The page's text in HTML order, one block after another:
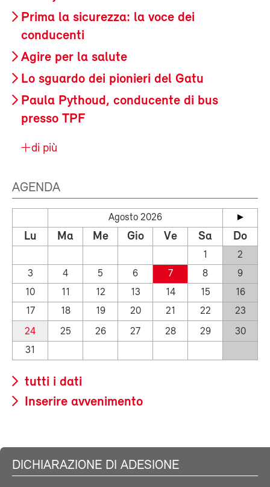
Prima la sicurezza: la voce dei
conducenti
Agire per la salute
Lo sguardo dei pionieri del Gatu
Paula Pythoud, conducente di bus
presso TPF
di più
AGENDA
Agosto 2026
Lu Ma Me Gio Ve Sa Do
1
2
3
4 5 6 7 8
9
10
11 12 13 14 15
16
17
18 19 20 21 22
23
24
25 26 27 28 29
30
31
tutti i dati
Inserire avvenimento
DICHIARAZIONE DI ADESIONE